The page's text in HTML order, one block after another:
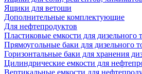
Ящики для ветоши
Дополнительные комплектующие
Для нефтепродуктов
Пластиковые емкости для дизельного
Прямоугольные баки для дизельного
Горизонтальные баки для хранения
Цилиндрические емкости для
Вертикальные емкости для